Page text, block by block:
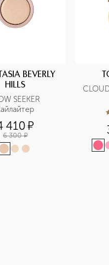
BEVERLY
HILLS
SEEKER
410¤
6 300 ¤
5